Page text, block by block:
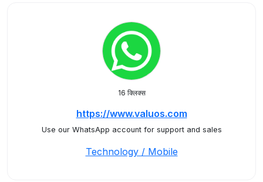
16 क्लिक्स
https://www.valuos.com
Use our WhatsApp account for support and sales
Technology / Mobile